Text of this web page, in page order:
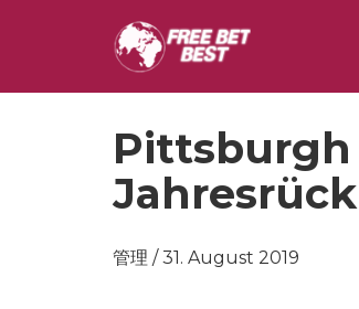
Pittsburgh
管理 / 31. August 2019